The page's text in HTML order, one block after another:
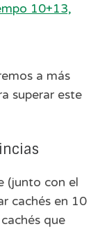
10+13,
a más
superar este
(junto con el
cachés en 10
que